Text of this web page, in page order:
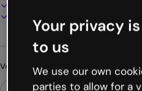
Vous cherchez autre chose ?
Your privacy
to us
We use our own
parties to allow for a